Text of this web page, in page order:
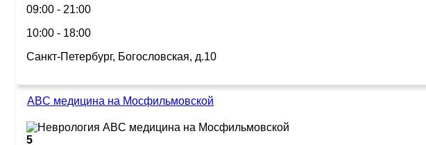
09:00 - 21:00
10:00 - 18:00
Санкт-Петербург, Богословская, д.10
ABC медицина на Мосфильмовской
5